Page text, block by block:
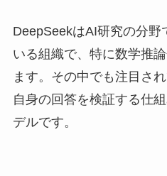
DeepSeekはAI研究の分野
いる組織で、特に数学推
ます。その中でも注目さ
自身の回答を検証する仕
デルです。